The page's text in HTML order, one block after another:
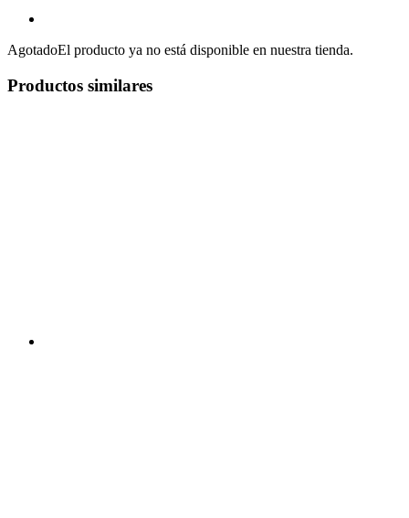
AgotadoEl producto ya no está disponible en nuestra tienda.
Productos similares